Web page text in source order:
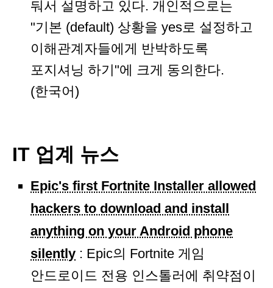
둬서 설명하고 있다. 개인적으로는
"기본 (default) 상황을 yes로 설정하고
이해관계자들에게 반박하도록
포지셔닝 하기"에 크게 동의한다.
(한국어)
IT 업계 뉴스
Epic's first Fortnite Installer allowed
hackers to download and install
anything on your Android phone
silently : Epic의 Fortnite 게임
안드로이드 전용 인스톨러에 취약점이